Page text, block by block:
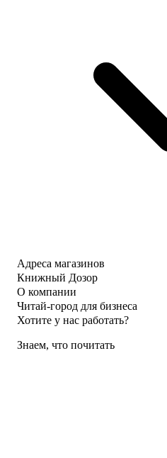
Адреса магазинов
Книжный Дозор
О компании
Читай-город для бизнеса
Хотите у нас работать?
Знаем, что почитать